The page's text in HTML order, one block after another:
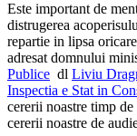
Este important de
distrugerea
repartie in lipsa
adresat domnului
Publice dl Liviu
Inspectia e Stat in
cererii noastre timp
cererii noastre de